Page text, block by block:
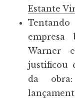
Estante
empresa
Warner
justificou
da